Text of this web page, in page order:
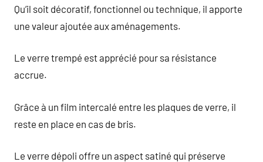
Qu’il soit décoratif, fonctionnel ou technique, il apporte
une valeur ajoutée aux aménagements.
Le verre trempé est apprécié pour sa résistance
accrue.
Grâce à un film intercalé entre les plaques de verre, il
reste en place en cas de bris.
Le verre dépoli offre un aspect satiné qui préserve